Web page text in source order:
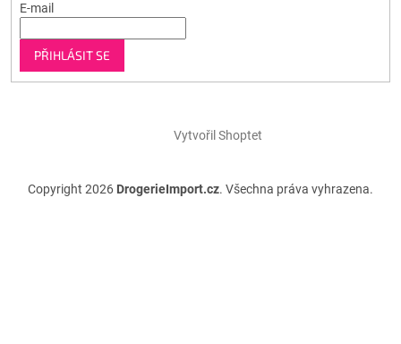
E-mail
PŘIHLÁSIT SE
Vytvořil Shoptet
Copyright 2026 DrogerieImport.cz. Všechna práva vyhrazena.